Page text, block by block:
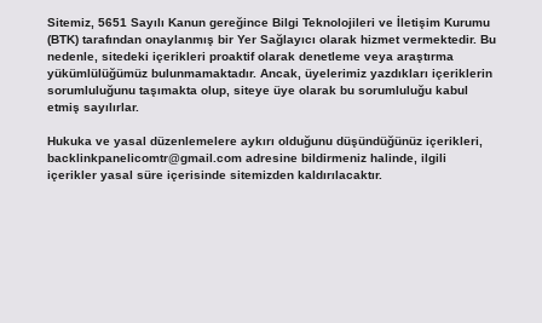
Sitemiz, 5651 Sayılı Kanun gereğince Bilgi Teknolojileri ve İletişim Kurumu
(BTK) tarafından onaylanmış bir Yer Sağlayıcı olarak hizmet vermektedir. Bu
nedenle, sitedeki içerikleri proaktif olarak denetleme veya araştırma
yükümlülüğümüz bulunmamaktadır. Ancak, üyelerimiz yazdıkları içeriklerin
sorumluluğunu taşımakta olup, siteye üye olarak bu sorumluluğu kabul
etmiş sayılırlar.
Hukuka ve yasal düzenlemelere aykırı olduğunu düşündüğünüz içerikleri,
backlinkpanelicomtr@gmail.comadresine bildirmeniz halinde, ilgili
içerikler yasal süre içerisinde sitemizden kaldırılacaktır.